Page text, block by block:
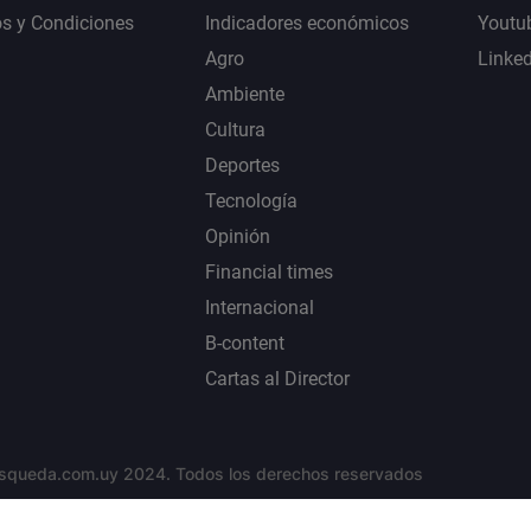
y Condiciones
Indicadores económicos
Agro
Ambiente
Cultura
Deportes
Tecnología
Opinión
Financial times
Internacional
B-content
Cartas al Director
2024. Todos los derechos reservados